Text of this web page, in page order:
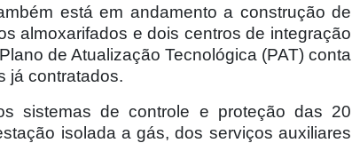
está em andamento a construção de
almoxarifados e dois centros de integração
de Atualização Tecnológica (PAT) conta
já contratados.
sistemas de controle e proteção das 20
isolada a gás, dos serviços auxiliares